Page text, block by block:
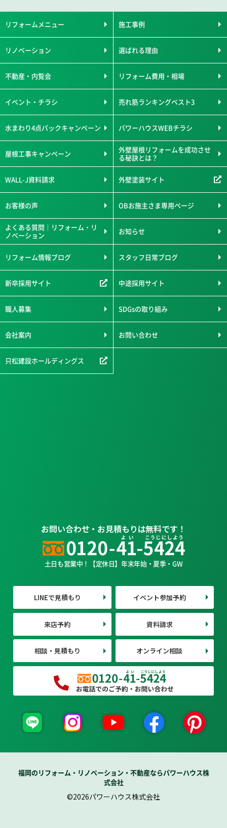
リフォームメニュー 施工事例
リノベーション 選ばれる理由
不動産・内覧会 リフォーム費用・相場
イベント・チラシ 売れ筋ランキングベスト3
水まわり4点パックキャンペーン パワーハウスWEBチラシ
屋根工事キャンペーン
外壁屋根リフォームを成功させ
る秘訣とは？
WALL-J資料請求 外壁塗装サイト
お客様の声 OBお施主さま専用ページ
よくある質問｜リフォーム・リ
ノベーション
お知らせ
リフォーム情報ブログ スタッフ日常ブログ
新卒採用サイト 中途採用サイト
職人募集 SDGsの取り組み
会社案内 お問い合わせ
只松建設ホールディングス
お問い合わせ・お見積もりは無料です！
土日も営業中！【定休日】年末年始・夏季・GW
LINEで見積もり イベント参加予約
来店予約 資料請求
相談・見積もり オンライン相談
福岡のリフォーム・リノベーション・不動産ならパワーハウス株
式会社
©2026パワーハウス株式会社